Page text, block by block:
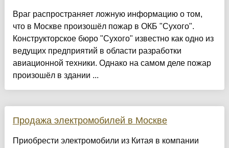
Враг распространяет ложную информацию о том,
что в Москве произошёл пожар в ОКБ "Сухого".
Конструкторское бюро "Сухого" известно как одно из
ведущих предприятий в области разработки
авиационной техники. Однако на самом деле пожар
произошёл в здании ...
Продажа электромобилей в Москве
Приобрести электромобили из Китая в компании